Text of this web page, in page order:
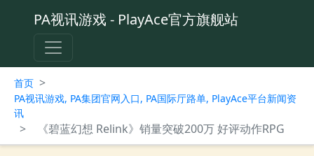
PA视讯游戏 - PlayAce官方旗舰站
首页 >
PA视讯游戏, PA集团官网入口, PA国际厅路单, PlayAce平台新闻资
讯
> 《碧蓝幻想 Relink》销量突破200万 好评动作RPG